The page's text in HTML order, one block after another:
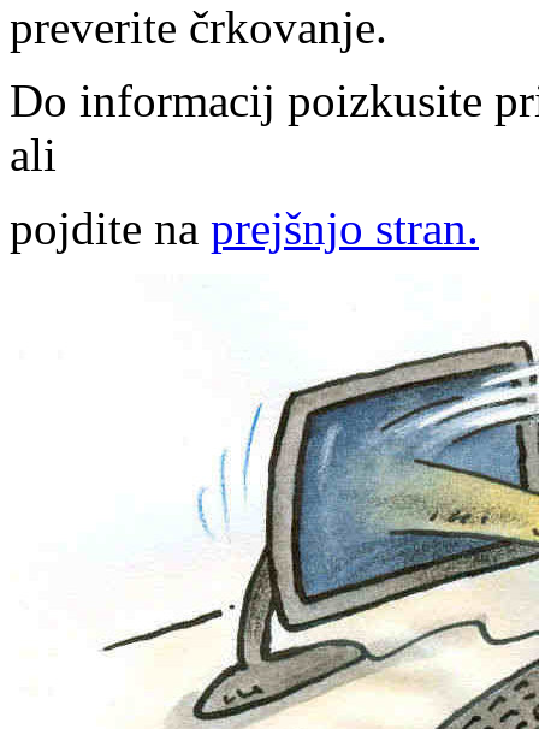
preverite črkovanje.
Do informacij poizkusite
ali
pojdite na prejšnjo stran.